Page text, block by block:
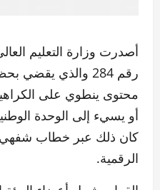
أصدرت وزارة التعليم
رقم 284 والذي
محتوى ينطوي على
أو يسيء إلى الوحدة
كان ذلك عبر خطاب شفهي
الرقمية.